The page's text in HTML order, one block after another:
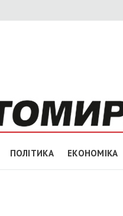
ПОЛІТИКА ЕКОНОМІКА